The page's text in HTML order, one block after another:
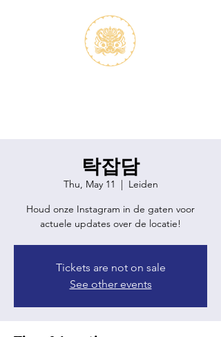
탁잡담
Thu, May 11
  |
Leiden
Houd onze Instagram in de gaten voor
actuele updates over de locatie!
Tickets are not on sale
See other events